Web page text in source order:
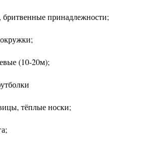
принадлежности;
(10-20м);
тёплые носки;